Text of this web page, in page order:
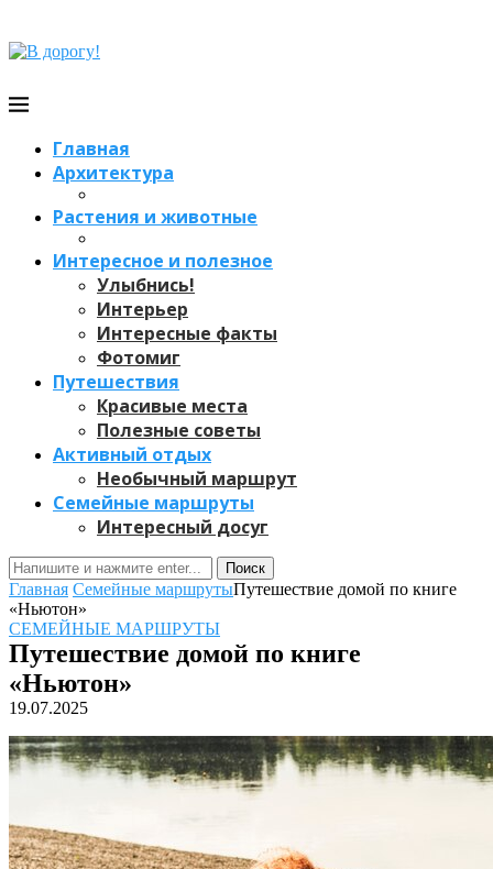
Главная
Архитектура
Растения и животные
Интересное и полезное
Улыбнись!
Интерьер
Интересные факты
Фотомиг
Путешествия
Красивые места
Полезные советы
Активный отдых
Необычный маршрут
Семейные маршруты
Интересный досуг
Поиск
Главная Семейные маршрутыПутешествие домой по книге
«Ньютон»
СЕМЕЙНЫЕ МАРШРУТЫ
Путешествие домой по книге
«Ньютон»
19.07.2025